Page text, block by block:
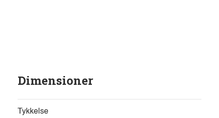
Dimensioner
Tykkelse